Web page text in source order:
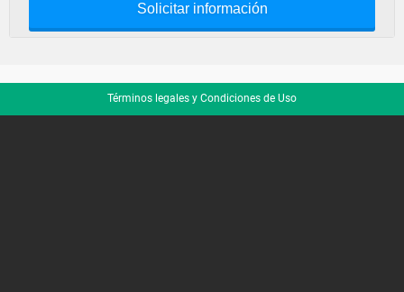
Solicitar información
Términos legales y Condiciones de Uso